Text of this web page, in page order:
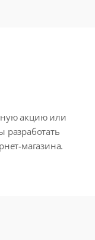
акцию или
разработать
магазина.